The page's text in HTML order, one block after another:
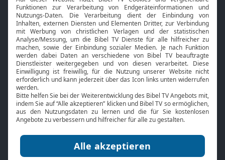
Neuigkeiten
Smart TV
HbbTV
Bibelthek Online-Bibel
Nächster Gottesdienst
Bibel TV
Über uns
Jobs
Mediadaten
Service
Kontakt
TV-Empfang